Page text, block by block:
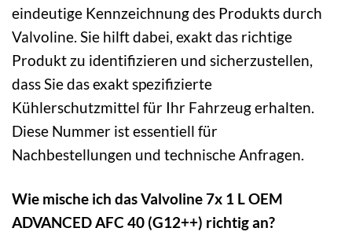
eindeutige Kennzeichnung des Produkts durch
Valvoline. Sie hilft dabei, exakt das richtige
Produkt zu identifizieren und sicherzustellen,
dass Sie das exakt spezifizierte
Kühlerschutzmittel für Ihr Fahrzeug erhalten.
Diese Nummer ist essentiell für
Nachbestellungen und technische Anfragen.
Wie mische ich das Valvoline 7x 1 L OEM
ADVANCED AFC 40 (G12++) richtig an?